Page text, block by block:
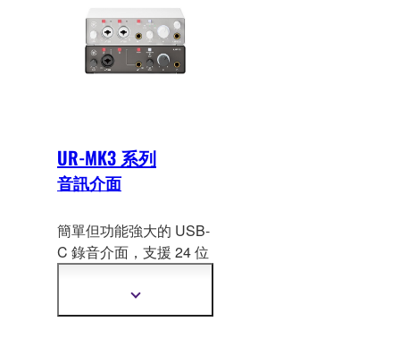
作到直播和表演的所有
事務的創作者。
UR-MK3 系列
音訊介面
簡單但功能強大的 USB-
C 錄音介面，支援 24 位
軟體，對任何初入錄
音、音樂製作或現場直
顯
示